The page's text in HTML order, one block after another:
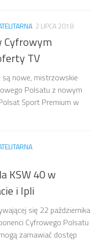
2 LIPCA 2018
Cyfrowym
TV
są nowe, mistrzowskie
Polsatu z nowym
Sport Premium w
KSW 40 w
i Ipli
się 22 października
Cyfrowego Polsatu
zamawiać dostęp